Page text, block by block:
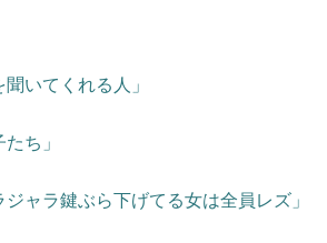
聞いてくれる人」
ち」
ジャラ鍵ぶら下げてる女は全員レズ」